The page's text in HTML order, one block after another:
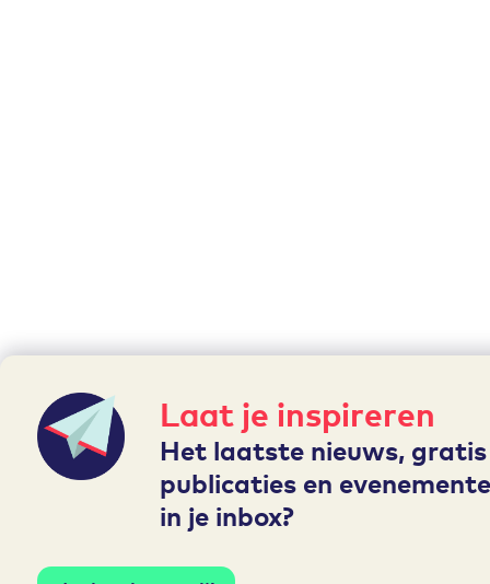
Laat je inspireren
Het laatste nieuws, gratis
publicaties en
in je inbox?